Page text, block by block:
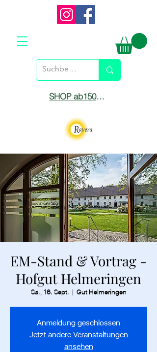
SHOP ab150€ versandkostenfrei
EM-Stand & Vortrag -
Hofgut Helmeringen
Sa., 16. Sept.
  |
Gut Helmeringen
Anmeldung geschlossen
Jetzt andere Veranstaltungen
ansehen